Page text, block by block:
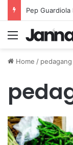
Menu
Home /